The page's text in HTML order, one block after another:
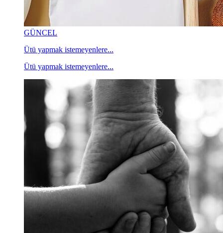
GÜNCEL
Ütü yapmak istemeyenlere...
Ütü yapmak istemeyenlere...